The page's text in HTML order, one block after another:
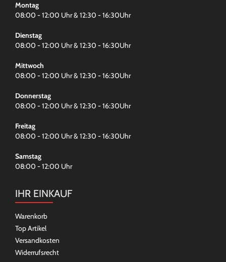
Montag
08:00 - 12:00 Uhr & 12:30 - 16:30Uhr
Dienstag
08:00 - 12:00 Uhr & 12:30 - 16:30Uhr
Mittwoch
08:00 - 12:00 Uhr & 12:30 - 16:30Uhr
Donnerstag
08:00 - 12:00 Uhr & 12:30 - 16:30Uhr
Freitag
08:00 - 12:00 Uhr & 12:30 - 16:30Uhr
Samstag
08:00 - 12:00 Uhr
IHR EINKAUF
Warenkorb
Top Artikel
Versandkosten
Widerrufsrecht